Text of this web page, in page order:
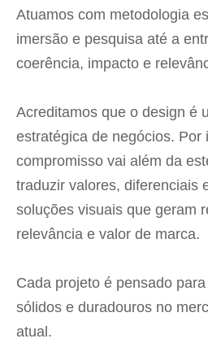
Atuamos com metodologia
imersão e pesquisa até a
coerência, impacto e
Acreditamos que o design é
estratégica de negócios. Por
compromisso vai além da
traduzir valores, diferenciais
soluções visuais que geram
relevância e valor de marca.
Cada projeto é pensado
sólidos e duradouros no
atual.